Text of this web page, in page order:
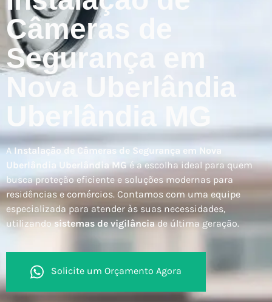
Câmeras de
Segurança em
Nova Uberlândia
Uberlândia MG
AInstalação de Câmeras de Segurança em Nova
Uberlândia Uberlândia MGé a escolha ideal para quem
busca proteção eficiente e soluções modernas para
residências e comércios. Contamos com uma equipe
especializada para atender às suas necessidades,
utilizandosistemas de vigilânciade última geração.
Solicite um Orçamento Agora